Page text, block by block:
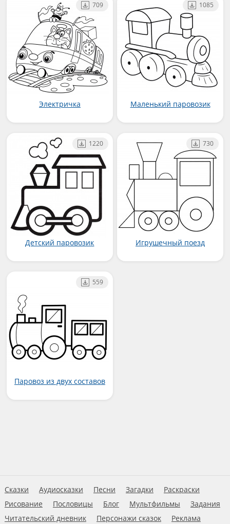
Электричка
709
Маленький паровозик
1085
Детский паровозик
1220
Игрушечный поезд
730
Паровоз из двух составов
559
Сказки Аудиосказки Песни Загадки
Раскраски
Рисование
Пословицы Блог Мультфильмы
Задания
Читательский дневник
Персонажи сказок Реклама